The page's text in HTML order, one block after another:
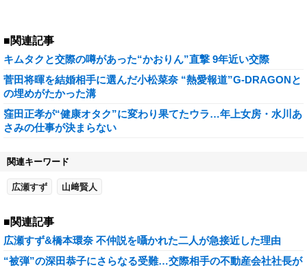
■関連記事
キムタクと交際の噂があった“かおりん”直撃 9年近い交際
菅田将暉を結婚相手に選んだ小松菜奈 “熱愛報道”G-DRAGONと
の埋めがたかった溝
窪田正孝が“健康オタク”に変わり果てたウラ…年上女房・水川あ
さみの仕事が決まらない
関連キーワード
広瀬すず 山﨑賢人
■関連記事
広瀬すず&橋本環奈 不仲説を囁かれた二人が急接近した理由
“被弾”の深田恭子にさらなる受難…交際相手の不動産会社社長が